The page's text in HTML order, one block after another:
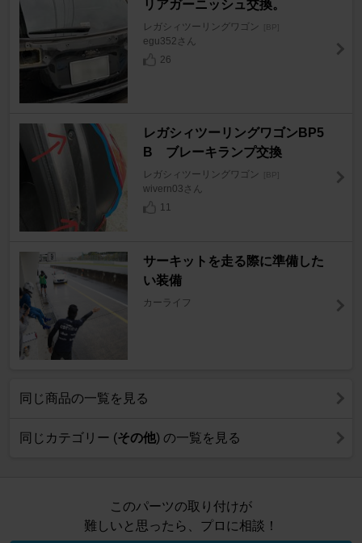
リアガーニッシュ交換。
レガシィツーリングワゴン [BP]
egu352さん
26
レガシィツーリングワゴンBP5
B ブレーキランプ交換
レガシィツーリングワゴン [BP]
wivern03さん
11
サーキットを走る際に準備した
い装備
カーライフ
同じ商品の一覧を見る
同じカテゴリー (その他) の一覧を見る
このパーツの取り付けが
難しいと思ったら、プロに相談！